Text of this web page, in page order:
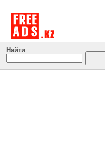
Найти